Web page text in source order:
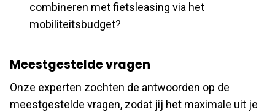
combineren met fietsleasing via het
mobiliteitsbudget?
Meestgestelde vragen
Onze experten zochten de antwoorden op de
meestgestelde vragen, zodat jij het maximale uit je